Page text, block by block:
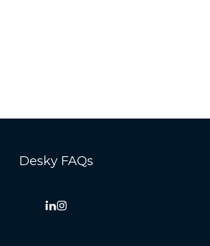
Desky FAQs